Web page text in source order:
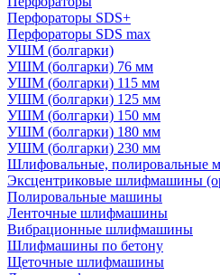
Перфораторы SDS+
Перфораторы SDS max
УШМ (болгарки)
УШМ (болгарки) 76 мм
УШМ (болгарки) 115 мм
УШМ (болгарки) 125 мм
УШМ (болгарки) 150 мм
УШМ (болгарки) 180 мм
УШМ (болгарки) 230 мм
Шлифовальные, полировальные
Эксцентриковые шлифмашины
Полировальные машины
Ленточные шлифмашины
Вибрационные шлифмашины
Шлифмашины по бетону
Щеточные шлифмашины